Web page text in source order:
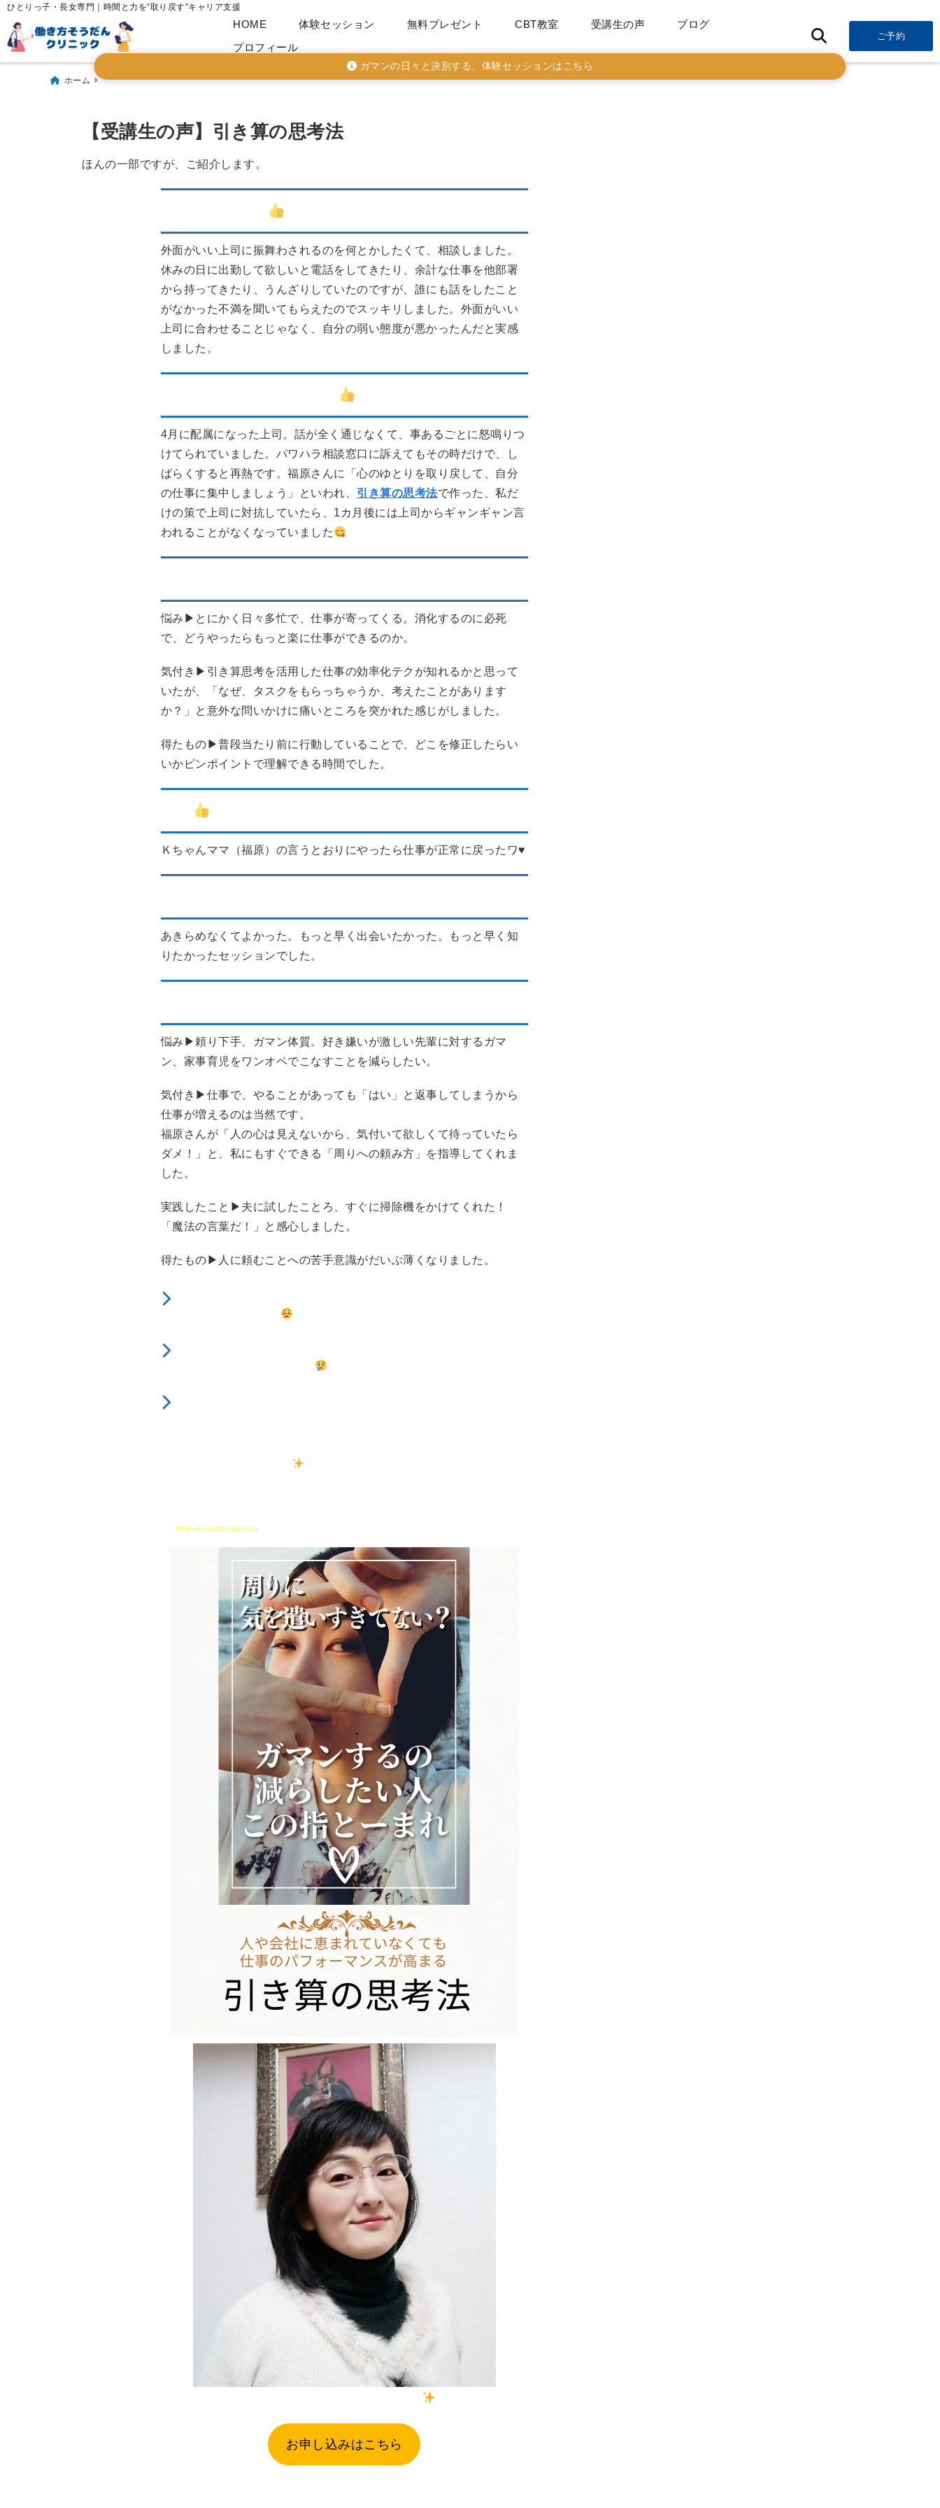
ひとりっ子・長女専門｜時間と力を“取り戻す”キャリア支援
HOME 体験セッション 無料プレゼント CBT教室 受講生の声
ブログ
プロフィール
ご予約
ガマンの日々と決別する、体験セッションはこちら
ホーム
【受講生の声】引き算の思考法
ほんの一部ですが、ご紹介します。
外面がいい上司に振舞わされるのを何とかしたくて、相談しました。
休みの日に出勤して欲しいと電話をしてきたり、余計な仕事を他部署
から持ってきたり、うんざりしていたのですが、誰にも話をしたこと
がなかった不満を聞いてもらえたのでスッキリしました。外面がいい
上司に合わせることじゃなく、自分の弱い態度が悪かったんだと実感
しました。
4月に配属になった上司。話が全く通じなくて、事あるごとに怒鳴りつ
けてられていました。パワハラ相談窓口に訴えてもその時だけで、し
ばらくすると再熱です。福原さんに「心のゆとりを取り戻して、自分
の仕事に集中しましょう」といわれ、 引き算の思考法で作った、私だ
けの策で上司に対抗していたら、1カ月後には上司からギャンギャン言
われることがなくなっていました
悩み▶とにかく日々多忙で、仕事が寄ってくる。消化するのに必死
で、どうやったらもっと楽に仕事ができるのか。
気付き▶引き算思考を活用した仕事の効率化テクが知れるかと思って
いたが、「なぜ、タスクをもらっちゃうか、考えたことがあります
か？」と意外な問いかけに痛いところを突かれた感じがしました。
得たもの▶普段当たり前に行動していることで、どこを修正したらい
いかピンポイントで理解できる時間でした。
Ｋちゃんママ（福原）の言うとおりにやったら仕事が正常に戻ったワ♥
あきらめなくてよかった。もっと早く出会いたかった。もっと早く知
りたかったセッションでした。
悩み▶頼り下手、ガマン体質。好き嫌いが激しい先輩に対するガマ
ン、家事育児をワンオペでこなすことを減らしたい。
気付き▶仕事で、やることがあっても「はい」と返事してしまうから
仕事が増えるのは当然です。
福原さんが「人の心は見えないから、気付いて欲しくて待っていたら
ダメ！」と、私にもすぐできる「周りへの頼み方」を指導してくれま
した。
実践したこと▶夫に試したことろ、すぐに掃除機をかけてくれた！
「魔法の言葉だ！」と感心しました。
得たもの▶人に頼むことへの苦手意識がだいぶ薄くなりました。
引き算の思考法に来てみませんか？
お申し込みはこちら